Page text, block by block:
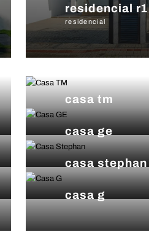
residencial r1
residencial
casa tm
casa ge
casa stephan
casa g